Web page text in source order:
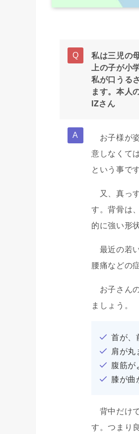
私は三児の
上の子が小
私が口うる
ます。本人
IZさん
お子様が
意しなくて
という事で
又、真っ
す。背骨は
的に強い形
最近の若
腰痛などの
お子さん
ましょう。
首が、
肩が丸
腹筋が
膝が曲
背中だけ
す。つまり